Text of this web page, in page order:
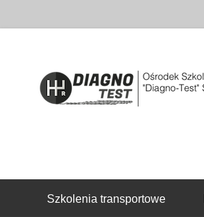
Szkolenia transportowe